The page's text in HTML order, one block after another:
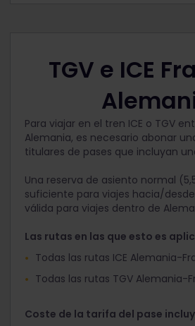
TGV e ICE
Para viajar en el tren ICE o TGV
Alemania, es necesario abonar
titulares de pases que incluyan
Una reserva de asiento normal
suficiente para viajes hacia/
válida para viajes dentro de
Las rutas en las que esto es
Todas las rutas ICE Alemania-
Todas las rutas TGV Alemania-
Coste de la tarifa del pase